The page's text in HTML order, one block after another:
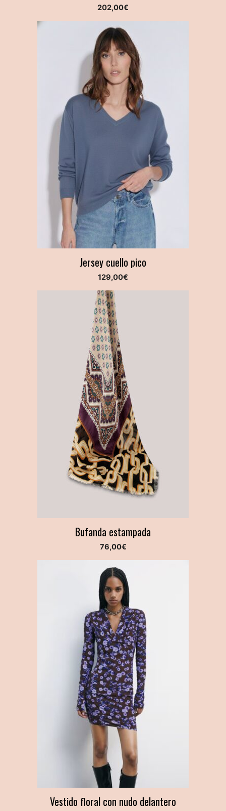
202,00€
Jersey cuello pico
129,00€
Bufanda estampada
76,00€
Vestido floral con nudo delantero